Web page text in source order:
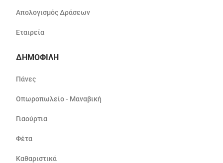
Απολογισμός Δράσεων
Εταιρεία
ΔΗΜΟΦΙΛΗ
Πάνες
Οπωροπωλείο - Μαναβική
Γιαούρτια
Φέτα
Καθαριστικά